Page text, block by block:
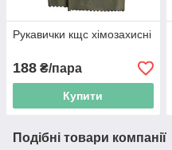
Рукавички кщс хімозахисні
188 ₴/пара
Купити
Подібні товари компанії